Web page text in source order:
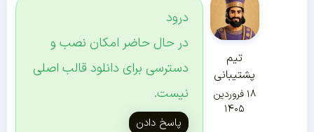
تیم
پشتیبانی
۱۸ فروردین
۱۴۰۵
درود
در حال حاضر امکان نصب و
دسترسی برای دانلود قالب اصلی
نیست.
پاسخ دادن